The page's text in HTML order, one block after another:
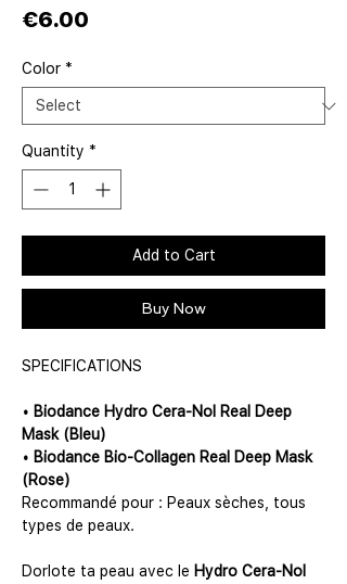
€6.00
Color *
Quantity *
Add to Cart
Buy Now
SPECIFICATIONS
• Biodance Hydro Cera-Nol Real Deep
Mask (Bleu)
• Biodance Bio-Collagen Real Deep Mask
(Rose)
Recommandé pour : Peaux sèches, tous
types de peaux.
Dorlote ta peau avec le Hydro Cera-Nol